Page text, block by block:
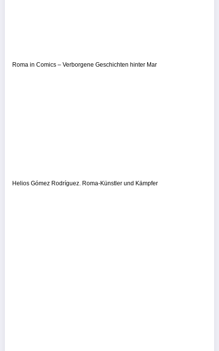
Roma in Comics – Verborgene Geschichten hinter Mar
Helios Gómez Rodríguez. Roma-Künstler und Kämpfer